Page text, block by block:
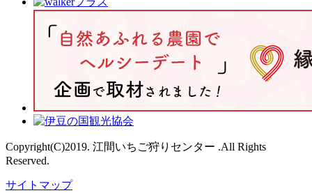
Copyright(C)2019. 江間いちご狩りセンター .All Rights
Reserved.
サイトマップ